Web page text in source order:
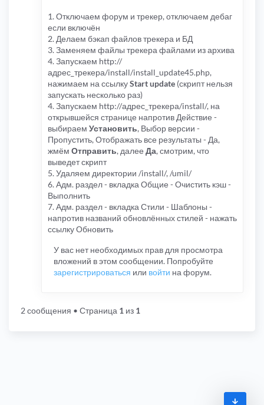
1. Отключаем форум и трекер, отключаем дебаг
если включён
2. Делаем бэкап файлов трекера и БД
3. Заменяем файлы трекера файлами из архива
4. Запускаем http://
адрес_трекера/install/install_update45.php,
нажимаем на ссылкуStart update (скрипт нельзя
запускать несколько раз)
4. Запускаем http://адрес_трекера/install/, на
открывшейся странице напротив Действие -
выбираем Установить, Выбор версии -
Пропустить, Отображать все результаты - Да,
жмём Отправить, далее Да, смотрим, что
выведет скрипт
5. Удаляем директории /install/, /umil/
6. Адм. раздел - вкладка Общие - Очистить кэш -
Выполнить
7. Адм. раздел - вкладка Стили - Шаблоны -
напротив названий обновлённых стилей - нажать
ссылку Обновить
У вас нет необходимых прав для просмотра
вложений в этом сообщении. Попробуйте
зарегистрироваться или войти на форум.
2 сообщения • Страница 1 из 1